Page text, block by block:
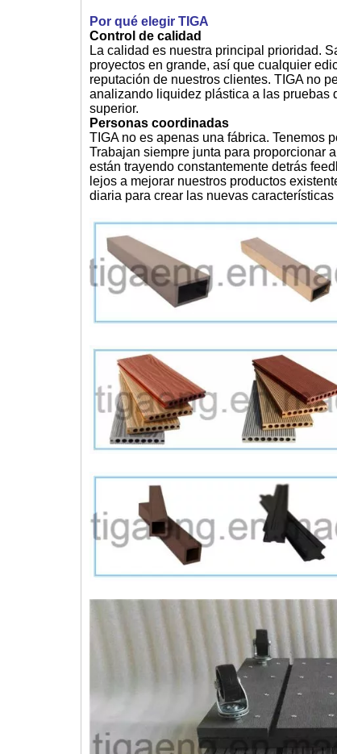
Por qué elegir TIGA
Control de calidad
La calidad es nuestra principal prioridad.
proyectos en grande, así que cualquier
reputación de nuestros clientes. TIGA no
analizando liquidez plástica a las pruebas
superior.
Personas coordinadas
TIGA no es apenas una fábrica. Tenemos
Trabajan siempre junta para proporcionar
están trayendo constantemente detrás
lejos a mejorar nuestros productos
diaria para crear las nuevas características